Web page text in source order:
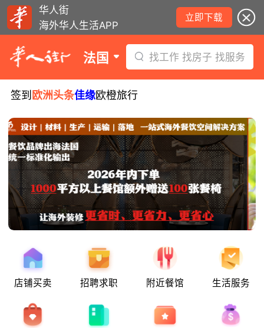
华人街
海外华人生活APP
立即下载
法国 找工作 找房子 找服务
签到 欧洲头条佳缘欧橙旅行
店铺买卖 招聘求职 附近餐馆 生活服务
地铁8号线部分关闭！宠物店违规罚款出
炉！